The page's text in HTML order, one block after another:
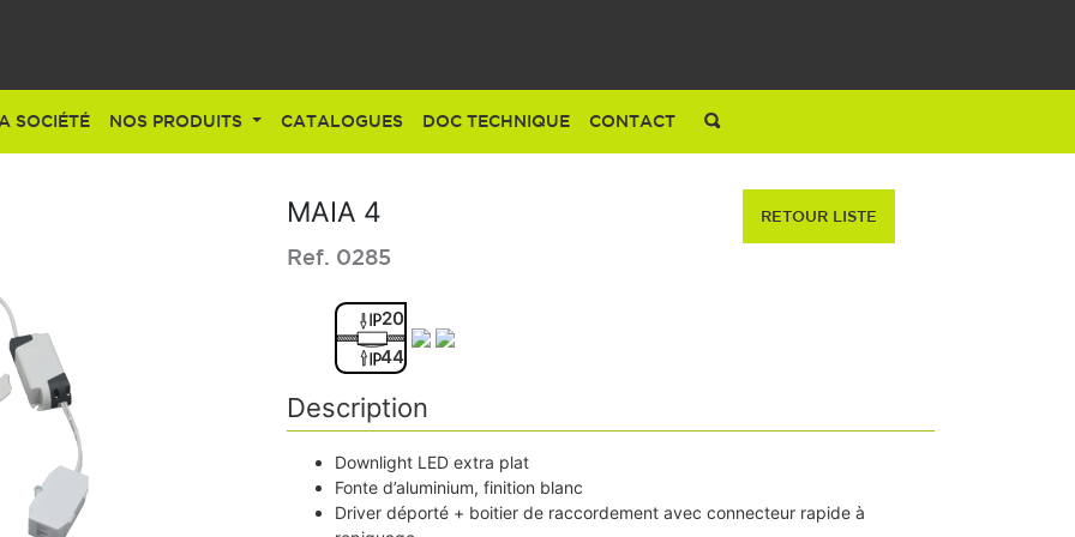
SOCIÉTÉ NOS PRODUITS CATALOGUES DOC TECHNIQUE CONTACT
MAIA 4
Ref. 0285
RETOUR LISTE
20
44
Description
Downlight LED extra plat
Fonte d’aluminium, finition blanc
Driver déporté + boitier de raccordement avec connecteur rapide à